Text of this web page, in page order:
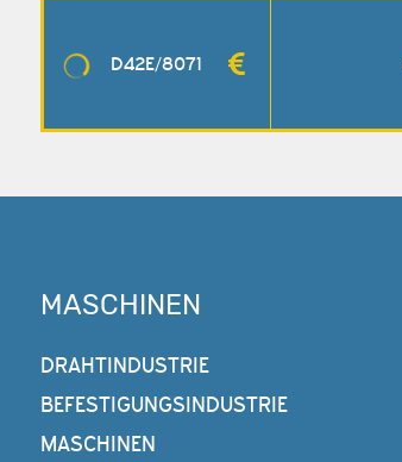
D42E/8071
MASCHINEN
DRAHTINDUSTRIE
BEFESTIGUNGSINDUSTRIE
MASCHINEN